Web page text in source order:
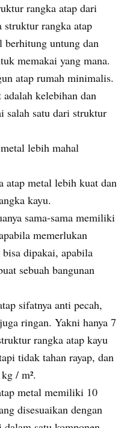
rangka atap dari
struktur rangka atap
untung dan
memakai yang mana.
atap rumah minimalis.
kelebihan dan
salah satu dari struktur
lebih mahal
atap metal lebih kuat dan
kayu.
sama-sama memiliki
memerlukan
bisa dipakai, apabila
sebuah bangunan
sifatnya anti pecah,
ringan. Yakni hanya 7
rangka atap kayu
tidak tahan rayap, dan
/ m².
metal memiliki 10
disesuaikan dengan